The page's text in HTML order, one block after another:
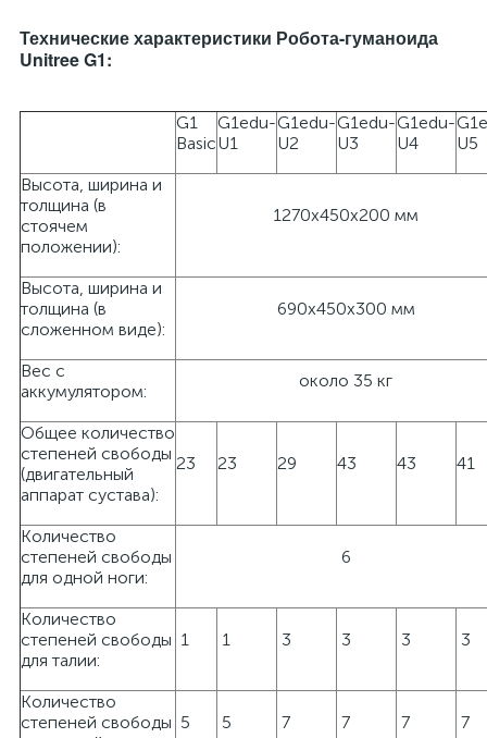
Технические характеристики Робота-гуманоида
Unitree G1:
G1
Basic
G1edu-
U1
G1edu-
U2
G1edu-
U3
G1edu-
U4
U5
Высота, ширина и
толщина (в
стоячем
положении):
1270x450x200 мм
Высота, ширина и
толщина (в
сложенном виде):
690x450x300 мм
Вес с
аккумулятором:
около 35 кг
Общее количество
степеней свободы
(двигательный
аппарат сустава):
23 23 29 43 43 41
Количество
степеней свободы
для одной ноги:
6
Количество
степеней свободы
для талии:
1 1 3 3 3 3
Количество
степеней свободы 5 5 7 7 7 7